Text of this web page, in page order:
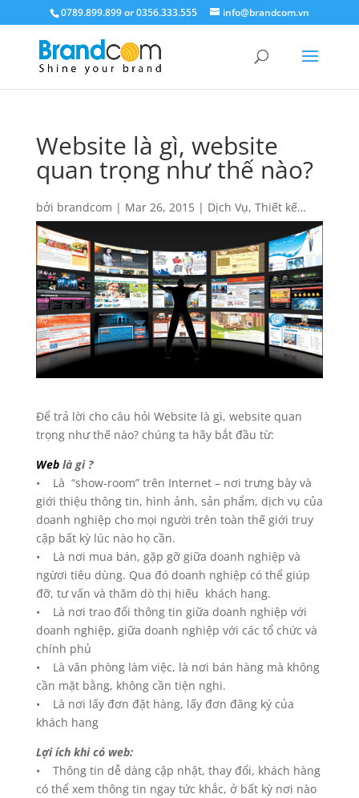
0789.899.899 or 0356.333.555 info@brandcom.vn
Website là gì, website
quan trọng như thế nào?
bởi brandcom | Mar 26, 2015| Dịch Vụ, Thiết kế
website|0 Lời bình
Để trả lời cho câu hỏi Website là gì, website quan
trọng như thế nào? chúng ta hãy bắt đầu từ:
Weblà gi ?
• Là “show-room” trên Internet – nơi trưng bày và
giới thiệu thông tin, hình ảnh, sản phẩm, dịch vụ của
doanh nghiệp cho mọi người trên toàn thế giới truy
cập bất kỳ lúc nào họ cần.
• Là nơi mua bán, gặp gỡ giữa doanh nghiệp và
ngừơi tiêu dùng. Qua đó doanh nghiệp có thể giúp
đỡ, tư vấn và thăm dò thị hiếu khách hang.
• Là nơi trao đổi thông tin giữa doanh nghiệp với
doanh nghiệp, giữa doanh nghiệp với các tổ chức và
chính phủ
• Là văn phòng làm việc, là nơi bán hàng mà không
cần mặt bằng, không cần tiện nghi.
• Là nơi lấy đơn đặt hàng, lấy đơn đăng ký của
khách hang
Lợi ích khi có web:
• Thông tin dễ dàng cập nhật, thay đổi, khách hàng
có thể xem thông tin ngay tức khắc, ở bất kỳ nơi nào